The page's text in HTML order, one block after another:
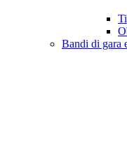
Bandi di gara